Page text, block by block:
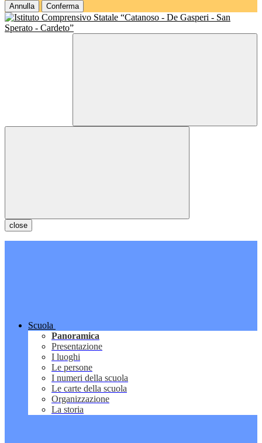
Annulla Conferma
close
Scuola
Panoramica
Presentazione
I luoghi
Le persone
I numeri della scuola
Le carte della scuola
Organizzazione
La storia